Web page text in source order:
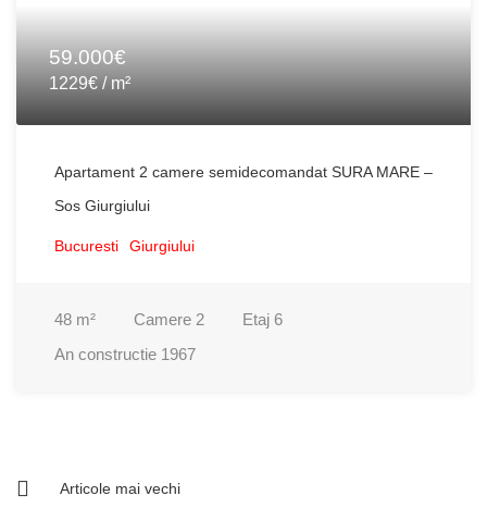
59.000€
1229€ / m²
Apartament 2 camere semidecomandat SURA MARE –
Sos Giurgiului
Bucuresti Giurgiului
48 m² Camere 2 Etaj 6
An constructie 1967
Articole mai vechi